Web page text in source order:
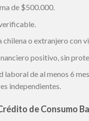
de $500.000.
chilena o extranjero con
positivo, sin
laboral de al menos 6
independientes.
de Consumo